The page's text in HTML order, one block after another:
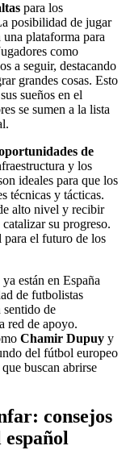
para los
posibilidad de jugar
plataforma para
como
a seguir, destacando
grandes cosas. Esto
sueños en el
se sumen a la lista
de
y los
ideales para que los
técnicas y tácticas.
alto nivel y recibir
su progreso.
para el futuro de los
están en España
de futbolistas
sentido de
red de apoyo.
Chamir Dupuy y
del fútbol europeo
buscan abrirse
consejos